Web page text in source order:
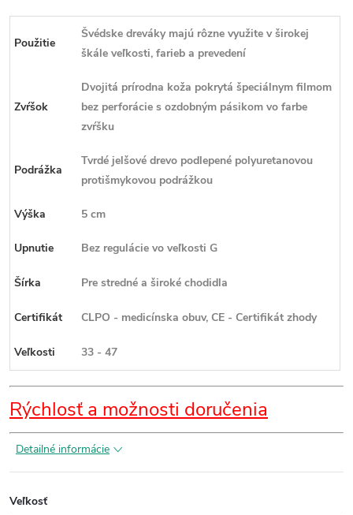
Použitie
Švédske dreváky majú rôzne využite v širokej
škále veľkosti, farieb a prevedení
Zvŕšok
Dvojitá prírodna koža pokrytá špeciálnym filmom
bez perforácie s ozdobným pásikom vo farbe
zvŕšku
Podrážka
Tvrdé jelšové drevo podlepené polyuretanovou
protišmykovou podrážkou
Výška 5 cm
Upnutie Bez regulácie vo veľkosti G
Šírka Pre stredné a široké chodidla
Certifikát CLPO - medicínska obuv, CE - Certifikát zhody
Veľkosti 33 - 47
Rýchlosť a možnosti doručenia
Detailné informácie
Veľkosť